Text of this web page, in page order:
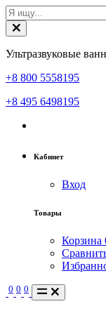
Ультразвуковые
+8 800 5558195
+8 495 6498195
Кабинет
Вход
Товары
Корзина
0 0 0